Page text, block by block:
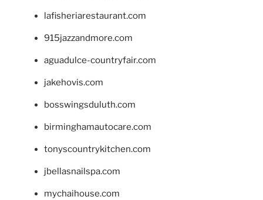
lafisheriarestaurant.com
915jazzandmore.com
aguadulce-countryfair.com
jakehovis.com
bosswingsduluth.com
birminghamautocare.com
tonyscountrykitchen.com
jbellasnailspa.com
mychaihouse.com